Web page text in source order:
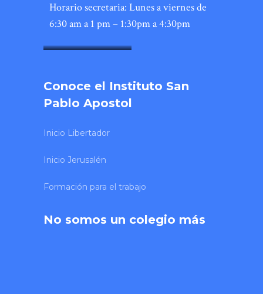
Horario secretaria: Lunes a viernes de
6:30 am a 1 pm – 1:30pm a 4:30pm
Conoce el Instituto San
Pablo Apostol
Inicio Libertador
Inicio Jerusalén
Formación para el trabajo
No somos un colegio más